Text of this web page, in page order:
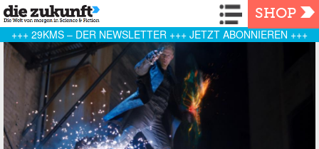
Navigation
SHOP
+++ 29KMS – DER NEWSLETTER +++ JETZT ABONNIEREN +++